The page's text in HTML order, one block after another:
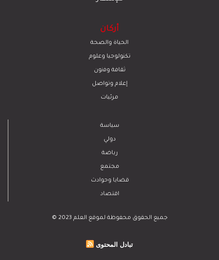
أركان
الحياة والصحة
تكنولوجيا وعلوم
ﺛﻘﺎﻓﺔ وﻓﻧون
إعلام وتواصل
مرئيات
سياسة
دولي
رياضة
مجتمع
قضايا وحوادث
اقتصاد
© 2023 جميع الحقوق محفوظة لموقع العلم
تبادل المحتوى